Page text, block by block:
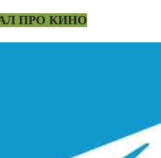
ПРО КИНО